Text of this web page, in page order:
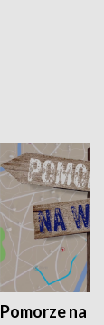
Pomorze na